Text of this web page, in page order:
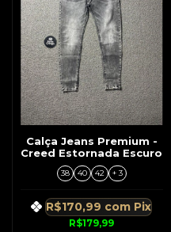
Calça Jeans Premium -
Creed Estornada Escuro
38 40 42 + 3
R$179,99
R$170,99 com Pix